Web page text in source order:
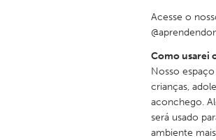
Acesse o
Como usarei
Nosso
crianças,
aconchego.
será usado
ambiente